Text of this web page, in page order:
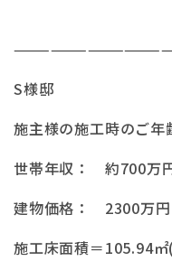
S様邸
施主様の施工時の
世帯年収： 約700万
建物価格： 2300万円
施工床面積＝105.94